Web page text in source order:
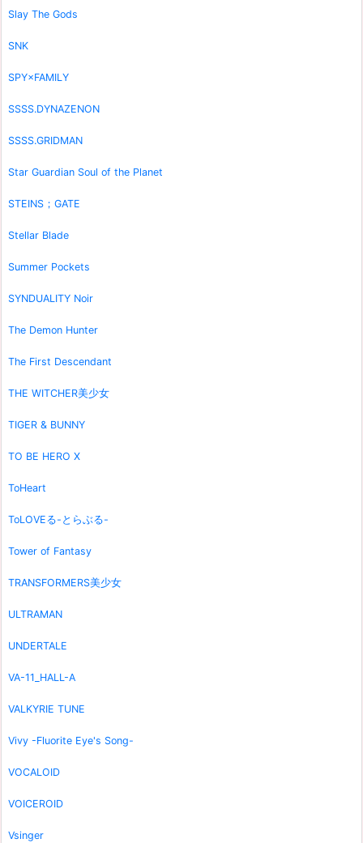
Slay The Gods
SNK
SPY×FAMILY
SSSS.DYNAZENON
SSSS.GRIDMAN
Star Guardian Soul of the Planet
STEINS；GATE
Stellar Blade
Summer Pockets
SYNDUALITY Noir
The Demon Hunter
The First Descendant
THE WITCHER美少女
TIGER & BUNNY
TO BE HERO X
ToHeart
ToLOVEる-とらぶる-
Tower of Fantasy
TRANSFORMERS美少女
ULTRAMAN
UNDERTALE
VA-11_HALL-A
VALKYRIE TUNE
Vivy -Fluorite Eye's Song-
VOCALOID
VOICEROID
Vsinger